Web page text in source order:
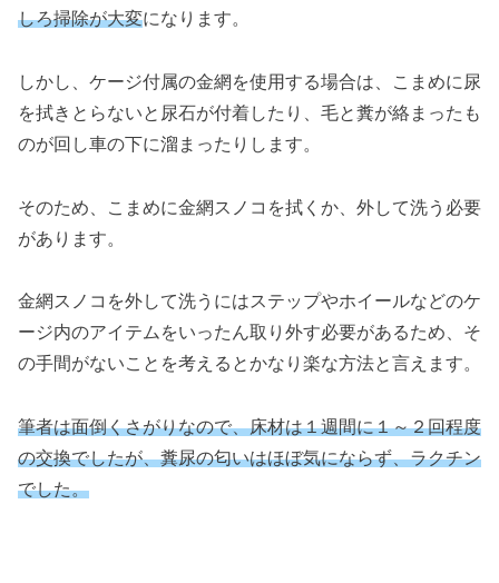
しろ掃除が大変になります。
しかし、ケージ付属の金網を使用する場合は、こまめに尿
を拭きとらないと尿石が付着したり、毛と糞が絡まったも
のが回し車の下に溜まったりします。
そのため、こまめに金網スノコを拭くか、外して洗う必要
があります。
金網スノコを外して洗うにはステップやホイールなどのケ
ージ内のアイテムをいったん取り外す必要があるため、そ
の手間がないことを考えるとかなり楽な方法と言えます。
筆者は面倒くさがりなので、床材は１週間に１～２回程度
の交換でしたが、糞尿の匂いはほぼ気にならず、ラクチン
でした。